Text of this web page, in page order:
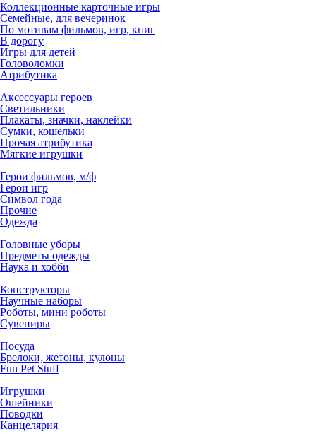
Коллекционные карточные игры
Семейные, для вечеринок
По мотивам фильмов, игр, книг
В дорогу
Игры для детей
Головоломки
Атрибутика
Аксессуары героев
Светильники
Плакаты, значки, наклейки
Сумки, кошельки
Прочая атрибутика
Мягкие игрушки
Герои фильмов, м/ф
Герои игр
Символ года
Прочие
Одежда
Головные уборы
Предметы одежды
Наука и хобби
Конструкторы
Научные наборы
Роботы, мини роботы
Сувениры
Посуда
Брелоки, жетоны, кулоны
Fun Pet Stuff
Игрушки
Ошейники
Поводки
Канцелярия